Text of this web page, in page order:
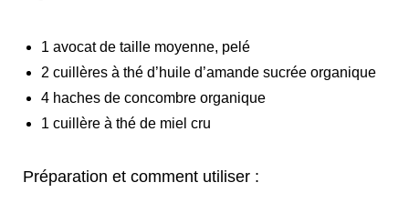
1 avocat de taille moyenne, pelé
2 cuillères à thé d’huile d’amande sucrée organique
4 haches de concombre organique
1 cuillère à thé de miel cru
Préparation et comment utiliser :